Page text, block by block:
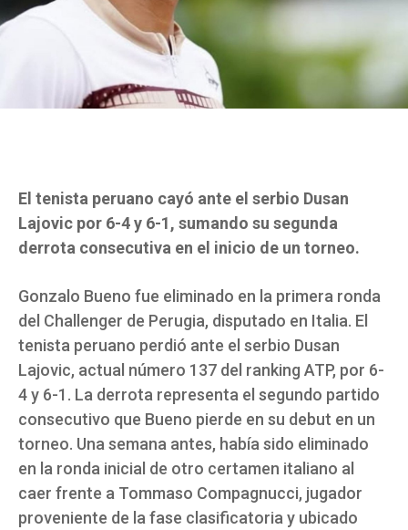
El tenista peruano cayó ante el serbio Dusan
Lajovic por 6-4 y 6-1, sumando su segunda
derrota consecutiva en el inicio de un torneo.
Gonzalo Bueno fue eliminado en la primera ronda
del Challenger de Perugia, disputado en Italia. El
tenista peruano perdió ante el serbio Dusan
Lajovic, actual número 137 del ranking ATP, por 6-
4 y 6-1. La derrota representa el segundo partido
consecutivo que Bueno pierde en su debut en un
torneo. Una semana antes, había sido eliminado
en la ronda inicial de otro certamen italiano al
caer frente a Tommaso Compagnucci, jugador
proveniente de la fase clasificatoria y ubicado